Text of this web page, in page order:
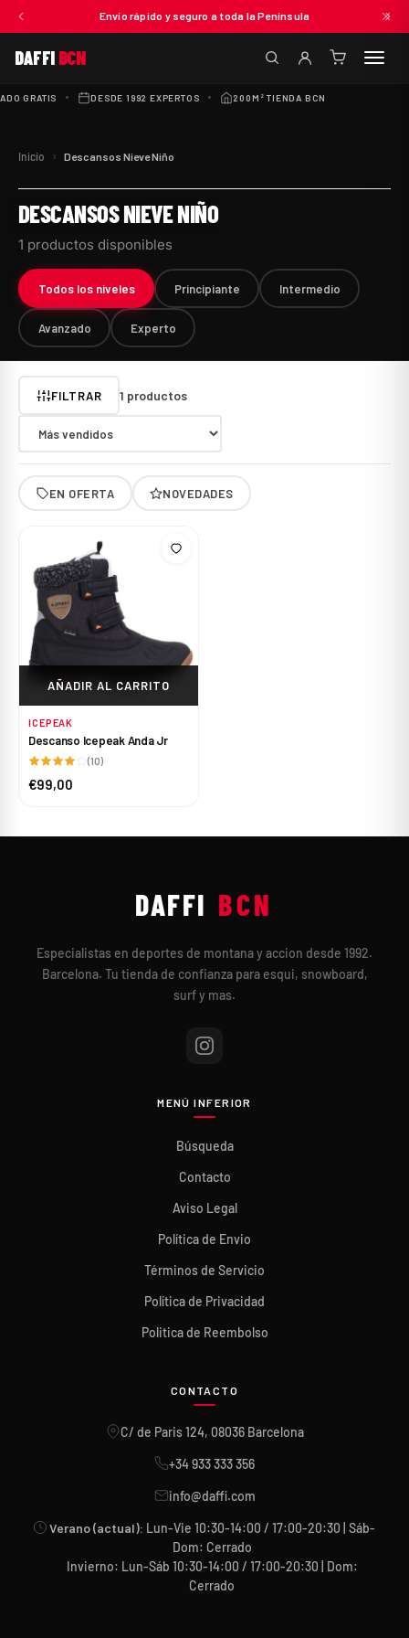
Envío rápido y seguro a toda la Península
DAFFI BCN
(0
GRATIS DESDE 1992 EXPERTOS 200M² TIENDA BCN
Inicio › Descansos Nieve Niño
DESCANSOS NIEVE NIÑO
1 productos disponibles
Todos los niveles Principiante Intermedio
Avanzado Experto
FILTRAR 1 productos
EN OFERTA NOVEDADES
AÑADIR AL CARRITO
ICEPEAK
Descanso Icepeak Anda Jr
(10)
€99,00
DAFFI BCN
Especialistas en deportes de montana y accion desde 1992.
Barcelona. Tu tienda de confianza para esqui, snowboard,
surf y mas.
MENÚ INFERIOR
Búsqueda
Contacto
Aviso Legal
Política de Envio
Términos de Servicio
Política de Privacidad
Politica de Reembolso
CONTACTO
C/ de Paris 124, 08036 Barcelona
+34 933 333 356
info@daffi.com
Verano (actual): Lun-Vie 10:30-14:00 / 17:00-20:30 | Sáb-
Dom: Cerrado
Invierno: Lun-Sáb 10:30-14:00 / 17:00-20:30 | Dom:
Cerrado